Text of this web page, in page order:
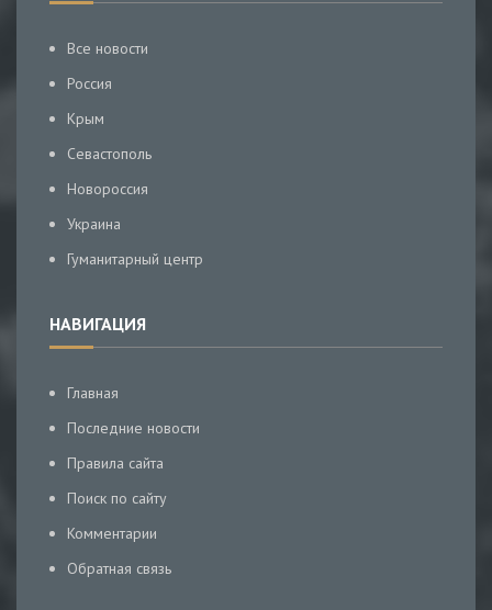
Все новости
Россия
Крым
Севастополь
Новороссия
Украина
Гуманитарный центр
НАВИГАЦИЯ
Главная
Последние новости
Правила сайта
Поиск по сайту
Комментарии
Обратная связь